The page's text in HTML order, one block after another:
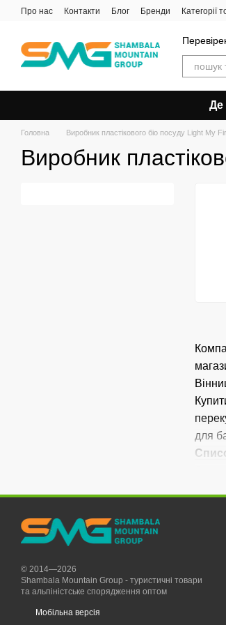
Перейти до основного контенту
Про нас Контакти Блог Бренди Категорії
Де
Головна Виробник пластікового біо посуду Light My
Виробник
для
© 2014—2026
Shambala Mountain Group - туристичні товари
та альпіністське спорядження оптом
Мобільна версія